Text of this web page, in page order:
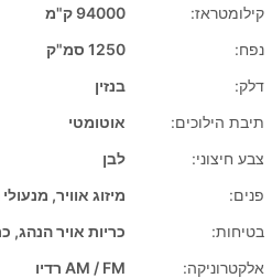
קילומטראז:
94000 ק"מ
נפח:
1250 סמ"ק
דלק:
בנזין
תיבת הילוכים:
אוטומטי
צבע חיצוני:
לבן
פנים:
מיזוג אוויר,
בטיחות:
כריות אויר הנהג,
אלקטרוניקה:
AM / FM רדיו